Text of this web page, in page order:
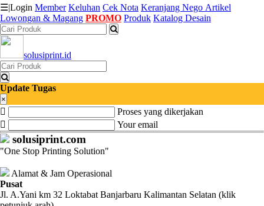
Katalog
Produk
Petugas
Riwayat
Transaksi
Tagihan
Berjalan
Pembayaran
☰|Login Member Keluhan Cek Nota Keranjang Nego Artikel
Lowongan & Magang PROMO Produk Katalog Desain
solusiprint.id
Update Tugas
×
Proses yang dikerjakan
Your email
solusiprint.com
"One Stop Printing Solution"
Alamat & Jam Operasional
Pusat
Jl. A.Yani km 32 Loktabat Banjarbaru Kalimantan Selatan (klik